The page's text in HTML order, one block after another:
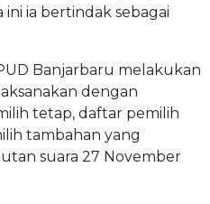
ia bertindak sebagai
Banjarbaru melakukan
dengan
tetap, daftar pemilih
tambahan yang
suara 27 November